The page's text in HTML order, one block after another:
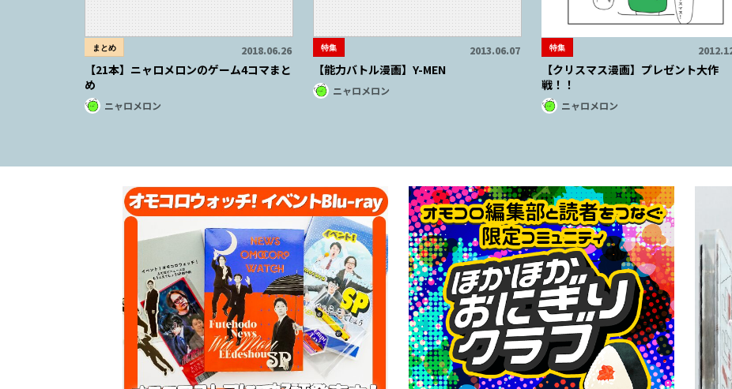
まとめ 2018.06.26
【21本】ニャロメロンのゲーム4コマまと
め
ニャロメロン
特集 2013.06.07
【能力バトル漫画】Y-MEN
ニャロメロン
特集
【クリスマス漫画】プレゼント大作
戦！！
ニャロメロン